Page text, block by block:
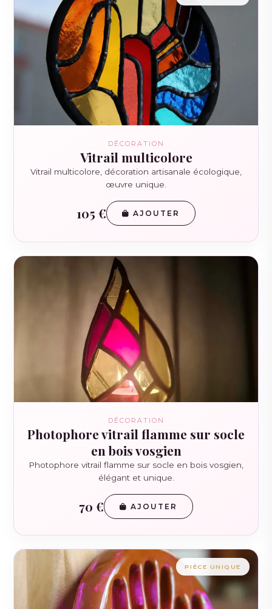
DÉCORATION
Vitrail multicolore
Vitrail multicolore, décoration artisanale écologique,
œuvre unique.
105 € AJOUTER
DÉCORATION
Photophore vitrail flamme sur socle
en bois vosgien
Photophore vitrail flamme sur socle en bois vosgien,
élégant et unique.
70 € AJOUTER
PIÈCE UNIQUE